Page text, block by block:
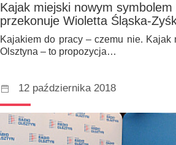
Kajak miejski nowym
przekonuje Wioletta Śląska-
Kajakiem do pracy – czemu nie. Kajak
Olsztyna – to propozycja…
12 października 2018